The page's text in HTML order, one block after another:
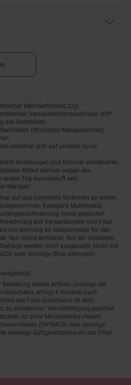
Mehrwertsteuer, zzgl.
Versandkostenzuschläge. UVP:
des Herstellers.
(Stückzahl/Mengeneinheit)
beziehen sich auf unseren zuvor
Änderungen und Irrtümer vorbehalten.
Artikel können wegen des
Tag ausverkauft sein.
Mengen!
auf das komplette Sortiment ab einem
Kategorie Multimedia,
sowie gesondert
auf Versandkosten und Filial-
nur einmalig an Neuanmelder für den
Nur online einlösbar. Nur ein Gutschein
werden nicht ausgezahlt. Nicht mit
oder sonstige Shop-Aktionen)
Bestellung dieses Artikels (solange der
Gutscheins erfolgt 4 Wochen nach
des Filial-Gutscheins ist dem
zu entnehmen. Vervielfältigung jeglicher
ist ohne Mindesteinkaufswert
(PAYBACK oder sonstige
jeweilige Gültigkeitszeitraum des Filial-